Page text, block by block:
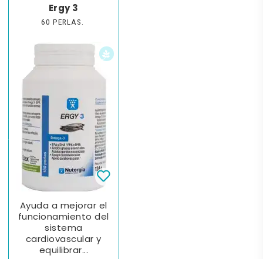
Ergy 3
60 PERLAS.
Ayuda a mejorar el
funcionamiento del
sistema
cardiovascular y
equilibrar...